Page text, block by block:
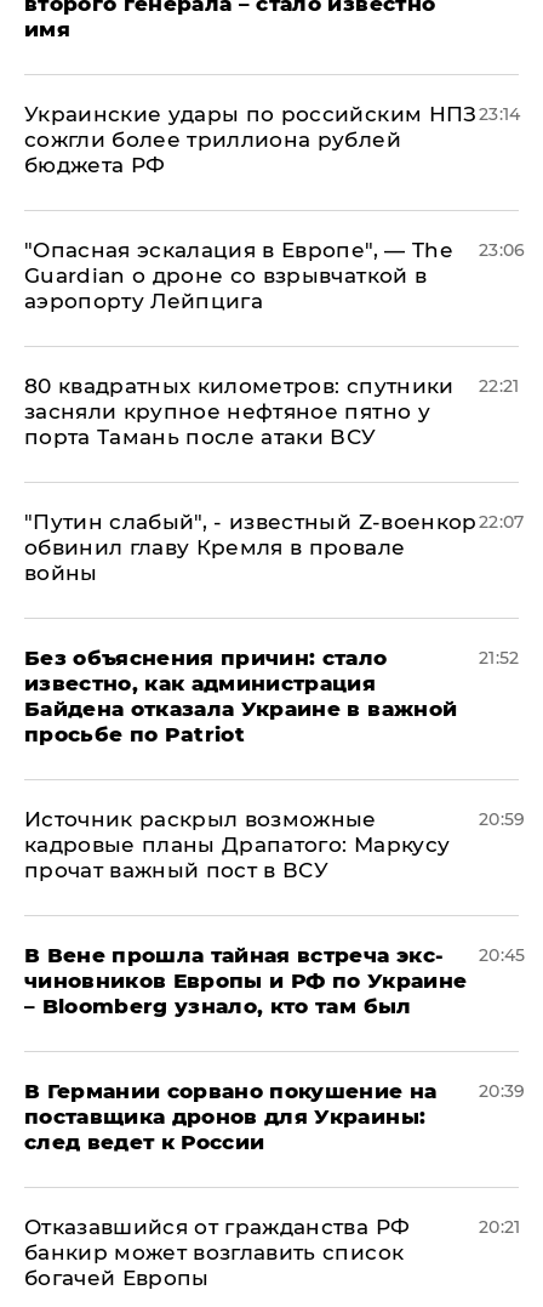
имя
Украинские удары по российским НПЗ
сожгли более триллиона рублей
бюджета РФ
23:14
"Опасная эскалация в Европе", — The
Guardian о дроне со взрывчаткой в
аэропорту Лейпцига
23:06
80 квадратных километров: спутники
засняли крупное нефтяное пятно у
порта Тамань после атаки ВСУ
22:21
​"Путин слабый", - известный Z-военкор
обвинил главу Кремля в провале
войны
22:07
Без объяснения причин: стало
известно, как администрация
Байдена отказала Украине в важной
просьбе по Patriot
21:52
​Источник раскрыл возможные
кадровые планы Драпатого: Маркусу
прочат важный пост в ВСУ
20:59
В Вене прошла тайная встреча экс-
чиновников Европы и РФ по Украине
– Bloomberg узнало, кто там был
20:45
​В Германии сорвано покушение на
поставщика дронов для Украины:
след ведет к России
20:39
Отказавшийся от гражданства РФ
банкир может возглавить список
богачей Европы
20:21